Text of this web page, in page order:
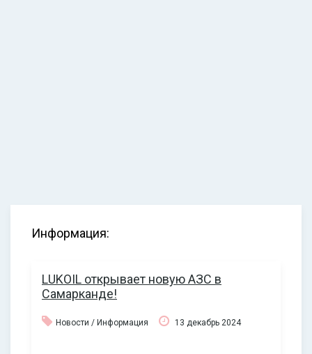
Информация:
LUKOIL открывает новую АЗС в
Самарканде!
Новости / Информация 13 декабрь 2024